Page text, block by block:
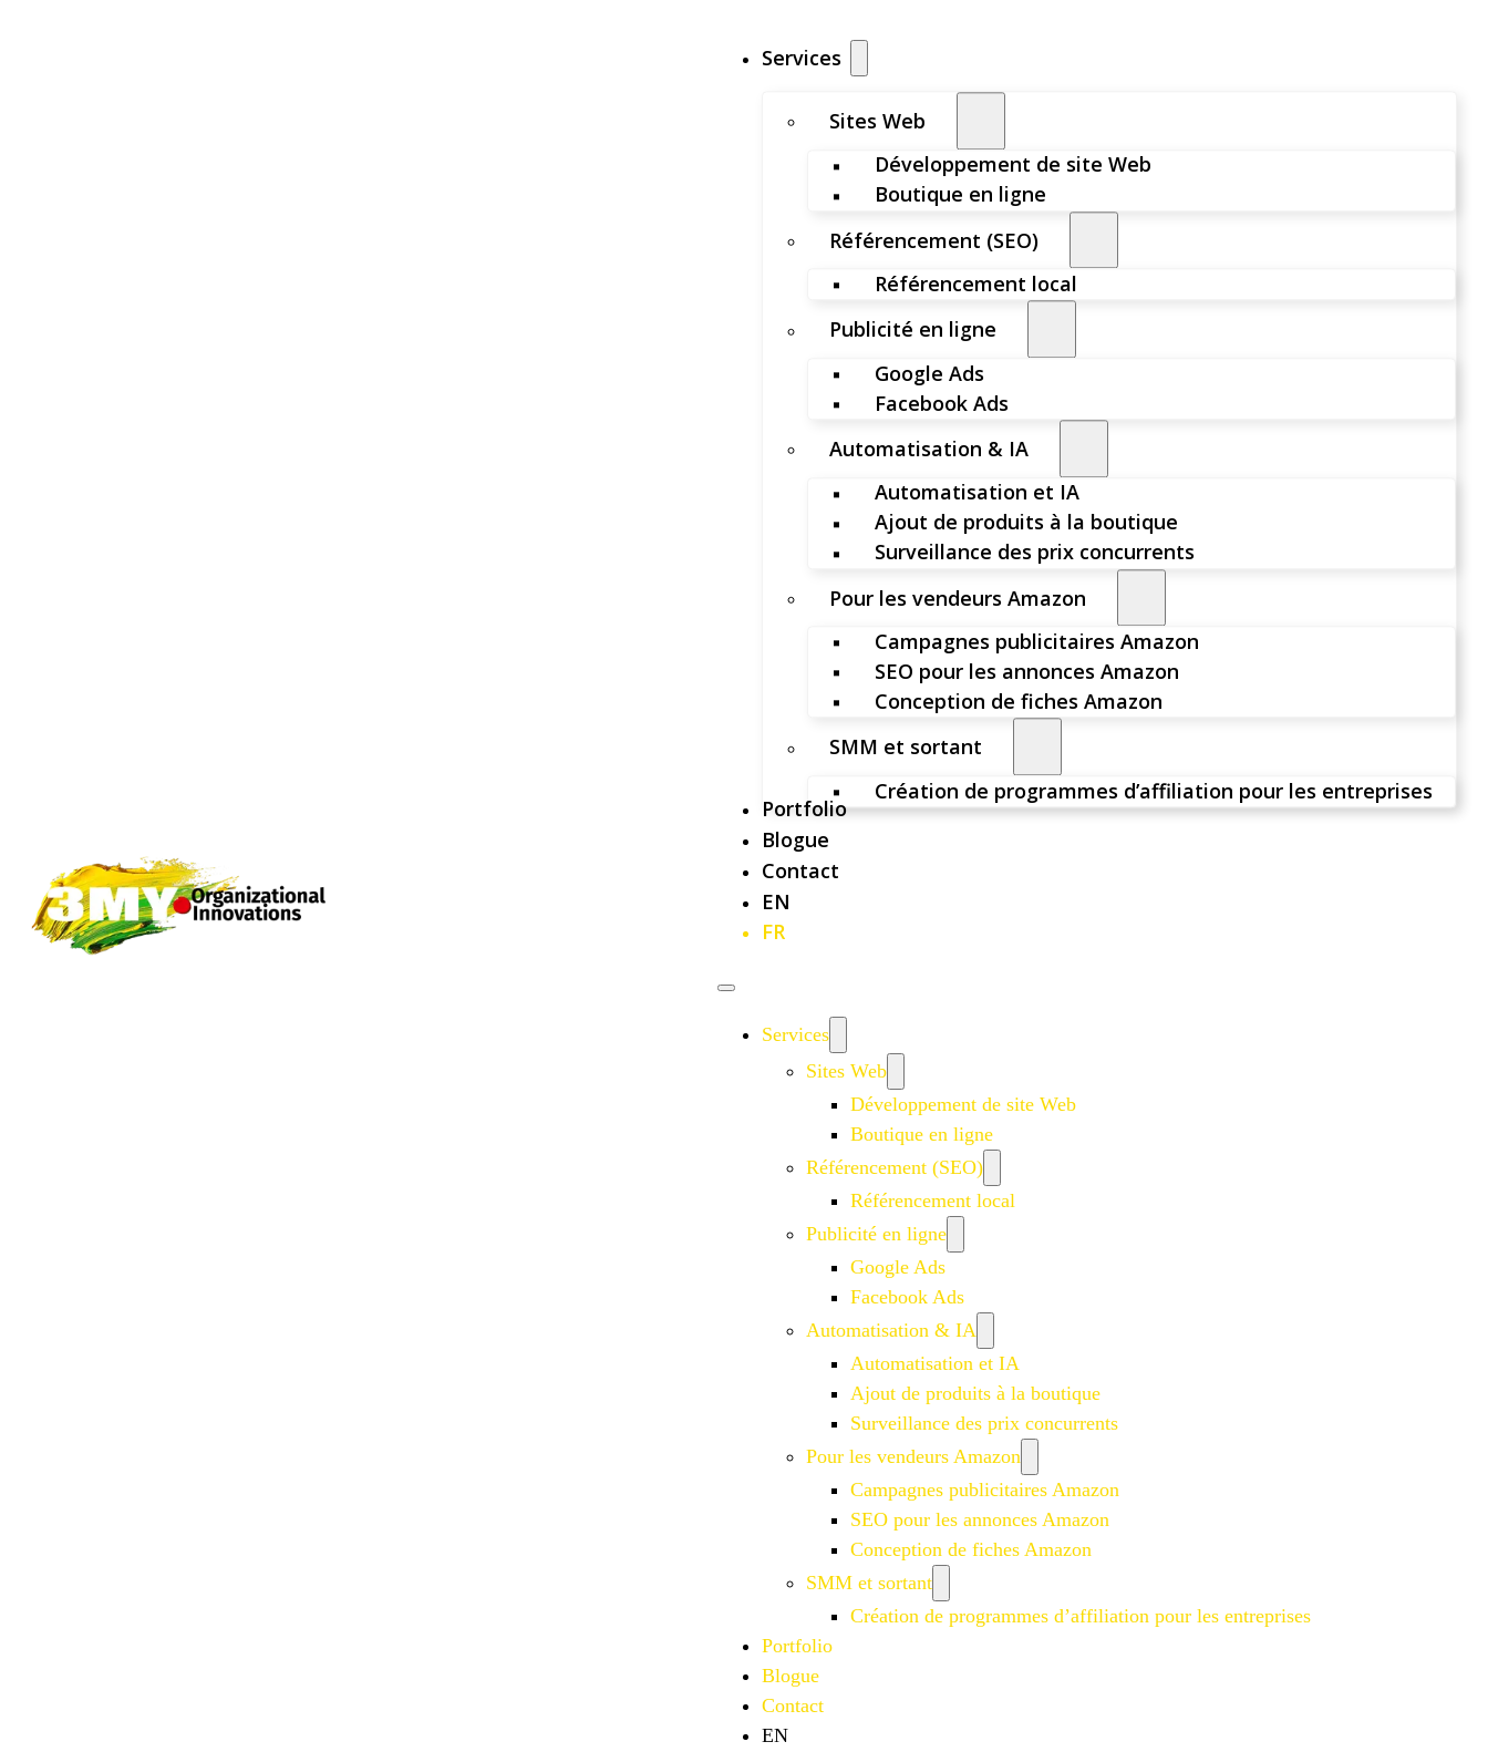
Services
Sites Web
Développement de site Web
Boutique en ligne
Référencement (SEO)
Référencement local
Publicité en ligne
Google Ads
Facebook Ads
Automatisation & IA
Automatisation et IA
Ajout de produits à la boutique
Surveillance des prix concurrents
Pour les vendeurs Amazon
Campagnes publicitaires Amazon
SEO pour les annonces Amazon
Conception de fiches Amazon
SMM et sortant
Création de programmes d’affiliation pour les entreprises
Portfolio
Blogue
Contact
EN
FR
Services
Sites Web
Développement de site Web
Boutique en ligne
Référencement (SEO)
Référencement local
Publicité en ligne
Google Ads
Facebook Ads
Automatisation & IA
Automatisation et IA
Ajout de produits à la boutique
Surveillance des prix concurrents
Pour les vendeurs Amazon
Campagnes publicitaires Amazon
SEO pour les annonces Amazon
Conception de fiches Amazon
SMM et sortant
Création de programmes d’affiliation pour les entreprises
Portfolio
Blogue
Contact
EN